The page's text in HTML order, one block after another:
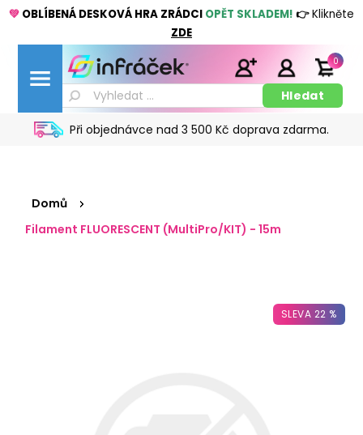
💚 OBLÍBENÁ DESKOVÁ HRA ZRÁDCI OPĚT SKLADEM! 👉Klikněte
ZDE
Při objednávce nad 3 500 Kč doprava zdarma.
0
Domů
Filament FLUORESCENT (MultiPro/KIT) - 15m
SLEVA 22 %